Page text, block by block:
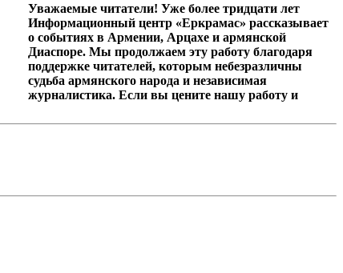
Уважаемые читатели! Уже более тридцати лет
Информационный центр «Еркрамас» рассказывает
о событиях в Армении, Арцахе и армянской
Диаспоре. Мы продолжаем эту работу благодаря
поддержке читателей, которым небезразличны
судьба армянского народа и независимая
журналистика. Если вы цените нашу работу и